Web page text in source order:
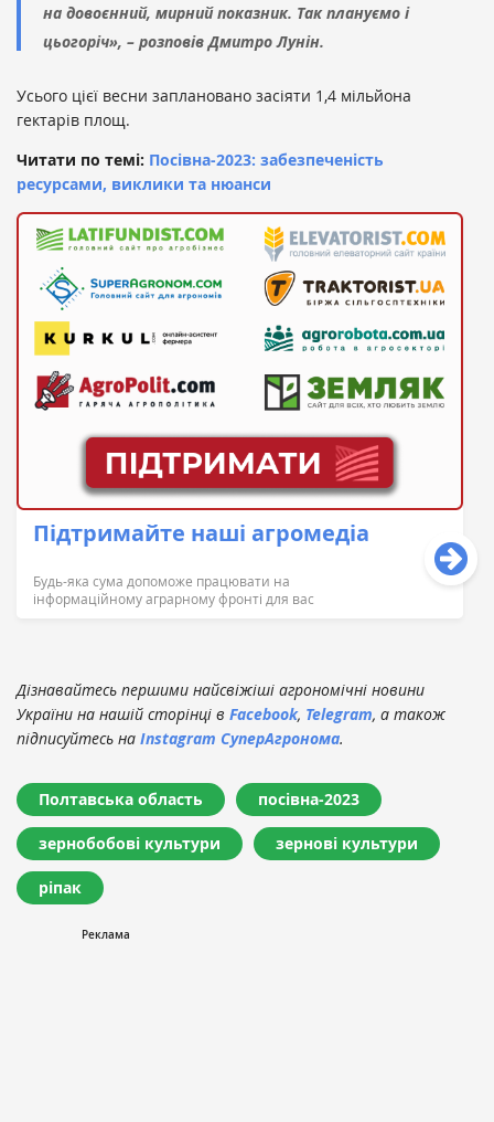
на довоєнний, мирний показник. Так плануємо і
цьогоріч», – розповів Дмитро Лунін.
Усього цієї весни заплановано засіяти 1,4 мільйона
гектарів площ.
Читати по темі: Посівна-2023: забезпеченість
ресурсами, виклики та нюанси
Підтримайте наші агромедіа
Будь-яка сума допоможе працювати на
інформаційному аграрному фронті для вас
Дізнавайтесь першими найсвіжіші агрономічні новини
України на нашій сторінці в Facebook, Telegram, а також
підписуйтесь на Instagram СуперАгронома.
Полтавська область посівна-2023
зернобобові культури зернові культури
ріпак